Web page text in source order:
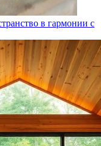
в гармонии с